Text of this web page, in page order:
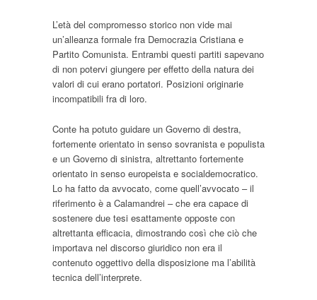
L’età del compromesso storico non vide mai
un’alleanza formale fra Democrazia Cristiana e
Partito Comunista. Entrambi questi partiti sapevano
di non potervi giungere per effetto della natura dei
valori di cui erano portatori. Posizioni originarie
incompatibili fra di loro.
Conte ha potuto guidare un Governo di destra,
fortemente orientato in senso sovranista e populista
e un Governo di sinistra, altrettanto fortemente
orientato in senso europeista e socialdemocratico.
Lo ha fatto da avvocato, come quell’avvocato – il
riferimento è a Calamandrei – che era capace di
sostenere due tesi esattamente opposte con
altrettanta efficacia, dimostrando così che ciò che
importava nel discorso giuridico non era il
contenuto oggettivo della disposizione ma l’abilità
tecnica dell’interprete.